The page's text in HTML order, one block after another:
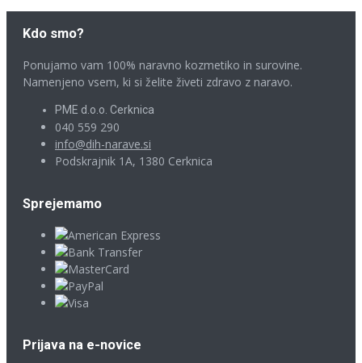
Kdo smo?
Ponujamo vam 100% naravno kozmetiko in surovine.
Namenjeno vsem, ki si želite živeti zdravo z naravo.
PME d.o.o. Cerknica
040 559 290
info@dih-narave.si
Podskrajnik 1A, 1380 Cerknica
Sprejemamo
Prijava na e-novice